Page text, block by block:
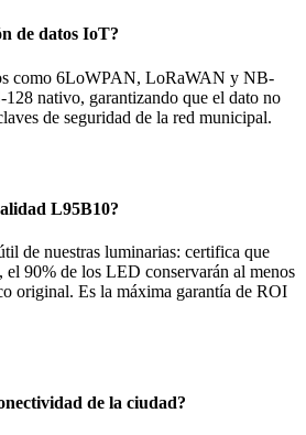
de datos IoT?
como 6LoWPAN, LoRaWAN y NB-
nativo, garantizando que el dato no
de seguridad de la red municipal.
L95B10?
de nuestras luminarias: certifica que
el 90% de los LED conservarán al menos
original. Es la máxima garantía de ROI
de la ciudad?